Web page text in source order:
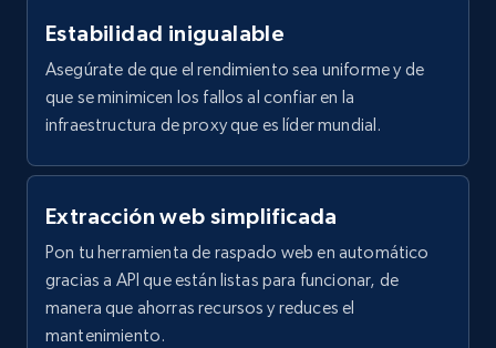
Estabilidad inigualable
Asegúrate de que el rendimiento sea uniforme y de
que se minimicen los fallos al confiar en la
infraestructura de proxy que es líder mundial.
Extracción web simplificada
Pon tu herramienta de raspado web en automático
gracias a API que están listas para funcionar, de
manera que ahorras recursos y reduces el
mantenimiento.